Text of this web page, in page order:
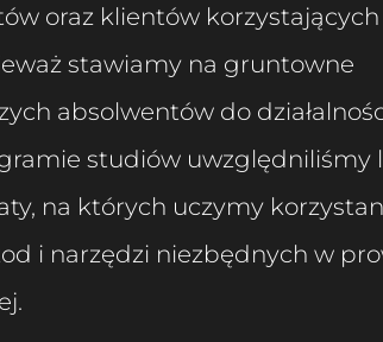
oraz klientów korzystających
stawiamy na gruntowne
absolwentów do
studiów uwzględniliśmy
na których uczymy
i narzędzi niezbędnych w